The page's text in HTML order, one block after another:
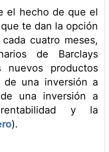
el hecho de que el
te dan la opción
cuatro meses,
de Barclays
nuevos productos
de una inversión a
una inversión a
y la
).